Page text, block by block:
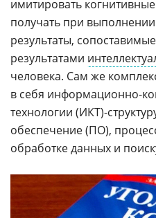
имитировать
получать при
результаты,
результатами
человека. Сам же
в себя информационно-
технологии (ИКТ)-
обеспечение (ПО),
обработке данных и